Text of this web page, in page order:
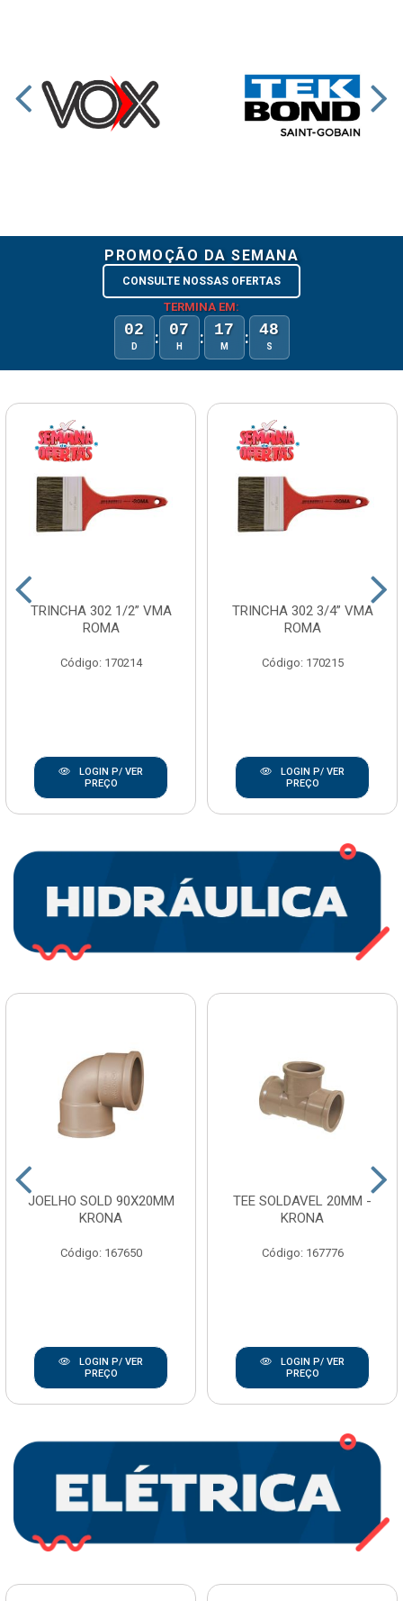
PROMOÇÃO DA SEMANA
CONSULTE NOSSAS OFERTAS
TERMINA EM:
02
D : 07
H : 17
M : 48
S
TRINCHA 302 1/2” VMA
ROMA
Código: 170214
LOGIN P/ VER
PREÇO
TRINCHA 302 3/4” VMA
ROMA
Código: 170215
LOGIN P/ VER
PREÇO
JOELHO SOLD 90X20MM
KRONA
Código: 167650
LOGIN P/ VER
PREÇO
TEE SOLDAVEL 20MM -
KRONA
Código: 167776
LOGIN P/ VER
PREÇO